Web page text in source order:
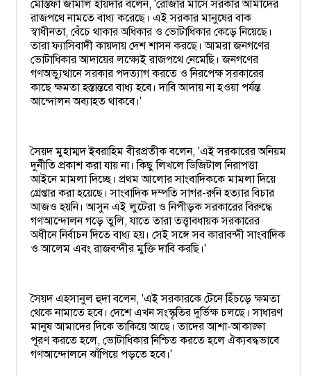
মোস্তফা জামাল হায়দার বলেন, 'রোজার মাসে সরকার আমাদের
রাজপথে নামতে বাধ্য করেছে। এই সরকার মানুষের বাক
স্বাধীনতা, বেঁচে থাকার অধিকার ও ভোটাধিকার কেড়ে নিয়েছে।
তারা ফ্যাসিবাদী কায়দায় দেশ শাসন করছে। আমরা জনগণের
ভোটাধিকার আদায়ের লক্ষ্যেই রাজপথে নেমেছি। জনগণের
গণঅভ্যুত্থানে সরকার পদত্যাগ করতে ও নিরপেক্ষ সরকারের
কাছে ক্ষমতা হস্তান্তরে বাধ্য হবে। দাবি আদায় না হওয়া পর্যন্ত
আন্দোলন অব্যাহত থাকবে।'
সৈয়দ মুহাম্মদ ইবরাহিম বীরপ্রতীক বলেন, 'এই সরকারের অনিয়ম
দুর্নীতি প্রকাশ করা যায় না। কিছু লিখলে ডিজিটাল নিরাপত্তা
আইনে মামলা দিচ্ছে। প্রথম আলোর সাংবাদিককে মামলা দিয়ে
গ্রেপ্তার করা হয়েছে। সাংবাদিক দম্পতি সাগর-রুনি হত্যার বিচার
আজও হয়নি। আসুন এই লুটেরা ও নিপীড়ক সরকারের বিরুদ্ধে
গণআন্দোলন গড়ে তুলি, যাতে তারা তত্ত্বাবধায়ক সরকারের
অধীনে নির্বাচন দিতে বাধ্য হয়। সেই সঙ্গে সব কারাবন্দী সাংবাদিক
ও আলেম এবং রাজবন্দীর মুক্তি দাবি করছি।'
সৈয়দ এহসানুল হুদা বলেন, 'এই সরকারকে টেনে হিঁচড়ে ক্ষমতা
থেকে নামাতে হবে। দেশে এখন সংস্কৃতির দুর্ভিক্ষ চলছে। সাধারণ
মানুষ আমাদের দিকে তাকিয়ে আছে। তাদের আশা-আকাঙ্ক্ষা
পূরণ করতে হলে, ভোটাধিকার নিশ্চিত করতে হলে ঐক্যবদ্ধভাবে
গণআন্দোলনে ঝাঁপিয়ে পড়তে হবে।'